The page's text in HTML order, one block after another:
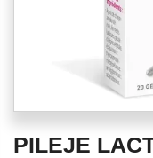
to
PILEJE